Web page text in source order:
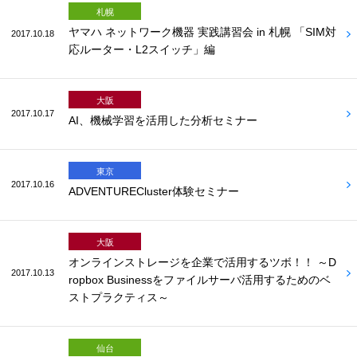
2017.10.18
札幌
ヤマハ ネットワーク機器 実践講習会 in 札幌 「SIM対
応ルーター・L2スイッチ」編
2017.10.17
大阪
AI、機械学習を活用した分析セミナー
2017.10.16
東京
ADVENTURECluster体験セミナー
2017.10.13
大阪
オンラインストレージを企業で活用するツボ！！ ～D
ropbox Businessをファイルサーバ活用するためのベ
ストプラクティス～
仙台